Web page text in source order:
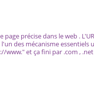
précise dans le web .
des mécanisme essentiels
et ça fini par .com ,